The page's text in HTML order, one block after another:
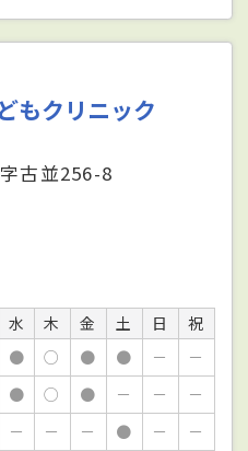
もクリニック
古並256-8
水 木 金 土 日
祝
● ○ ● ● －
－
● ○ ● － －
－
－ － － ● －
－